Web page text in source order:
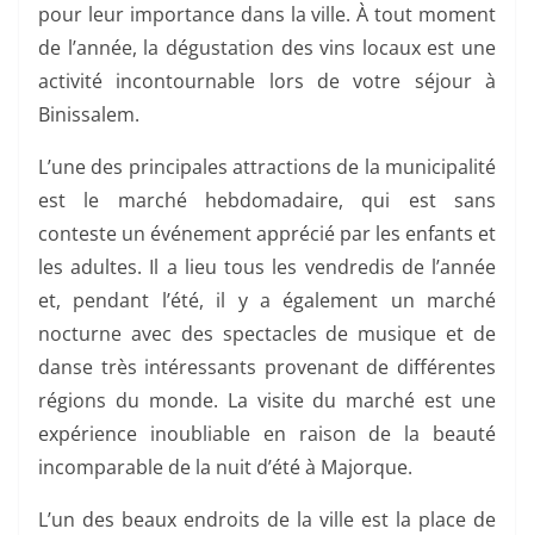
pour leur importance dans la ville. À tout moment
de l’année, la dégustation des vins locaux est une
activité incontournable lors de votre séjour à
Binissalem.
L’une des principales attractions de la municipalité
est le marché hebdomadaire, qui est sans
conteste un événement apprécié par les enfants et
les adultes. Il a lieu tous les vendredis de l’année
et, pendant l’été, il y a également un marché
nocturne avec des spectacles de musique et de
danse très intéressants provenant de différentes
régions du monde. La visite du marché est une
expérience inoubliable en raison de la beauté
incomparable de la nuit d’été à Majorque.
L’un des beaux endroits de la ville est la place de